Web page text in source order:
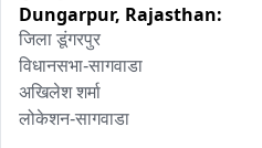
Dungarpur, Rajasthan:
जिला डूंगरपुर
विधानसभा-सागवाडा
अखिलेश शर्मा
लोकेशन-सागवाडा